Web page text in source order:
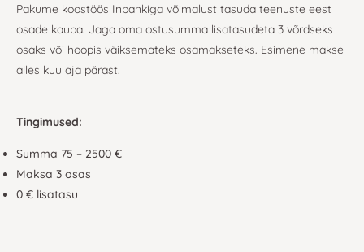
Pakume koostöös Inbankiga võimalust tasuda teenuste eest
osade kaupa. Jaga oma ostusumma lisatasudeta 3 võrdseks
osaks või hoopis väiksemateks osamakseteks. Esimene makse
alles kuu aja pärast.
Tingimused:
Summa 75 – 2500 €
Maksa 3 osas
0 € lisatasu